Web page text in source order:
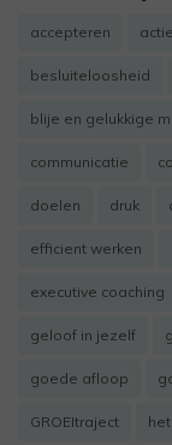
accepteren
besluiteloosheid
blije en gelukkige
communicatie
doelen druk
efficient werken
executive coaching
geloof in jezelf
goede afloop
GROEItraject